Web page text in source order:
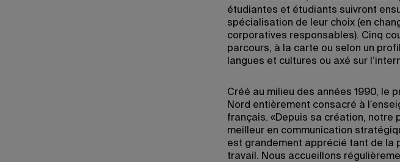
étudiantes et étudiants suivront
spécialisation de leur choix (en
corporatives responsables). Cinq
parcours, à la carte ou selon un
langues et cultures ou axé sur
Créé au milieu des années 1990, le
Nord entièrement consacré à
français. «Depuis sa création, notre
meilleur en communication
est grandement apprécié tant de la
travail. Nous accueillons